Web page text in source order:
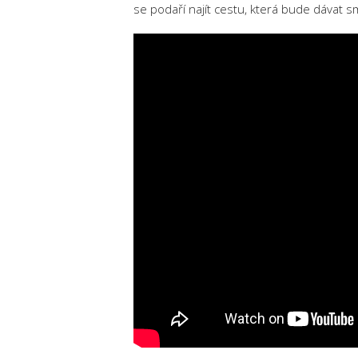
se podaří najít cestu, která bude dávat